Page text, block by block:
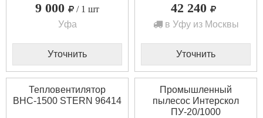
9 000
/ 1 шт
Уфа
Уточнить
42 240
в Уфу из Москвы
Уточнить
Тепловентилятор
BHС-1500 STERN 96414
Промышленный
пылесос Интерскол
ПУ-20/1000